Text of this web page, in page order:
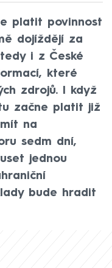
platit povinnost
dojíždějí za
i z České
které
zdrojů. I když
začne platit již
na
sedm dní,
jednou
bude hradit